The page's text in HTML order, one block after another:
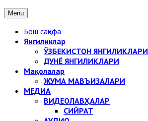
Menu
Бош саҳифа
Янгиликлар
ЎЗБЕКИСТОН ЯНГИЛИКЛАРИ
ДУНЁ ЯНГИЛИКЛАРИ
Мақолалар
ЖУМА МАВЪИЗАЛАРИ
МЕДИА
ВИДЕОЛАВҲАЛАР
СИЙРАТ